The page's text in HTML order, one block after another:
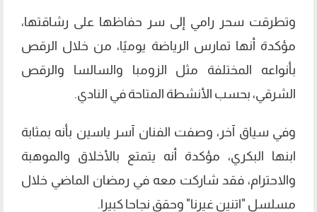
وتطرقت سحر رامي إلى سر حفاظها على رشاقتها،
مؤكدة أنها تمارس الرياضة يوميًا، من خلال الرقص
بأنواعه المختلفة مثل الزومبا والسالسا والرقص
الشرقي، بحسب الأنشطة المتاحة في النادي.
وفي سياق آخر، وصفت الفنان آسر ياسين بأنه بمثابة
ابنها البكري، مؤكدة أنه يتمتع بالأخلاق والموهبة
والاحترام، فقد شاركت معه في رمضان الماضي خلال
مسلسل "اتنين غيرنا" وحقق نجاحا كبيرا.